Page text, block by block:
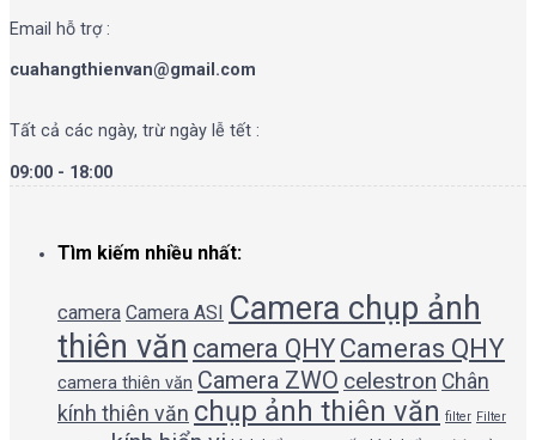
Email hỗ trợ :
cuahangthienvan@gmail.com
Tất cả các ngày, trừ ngày lễ tết :
09:00 - 18:00
Tìm kiếm nhiều nhất:
camera Camera ASI Camera chụp ảnh
thiên văn camera QHY Cameras QHY
camera thiên văn Camera ZWO celestron Chân
kính thiên văn chụp ảnh thiên văn filter Filter